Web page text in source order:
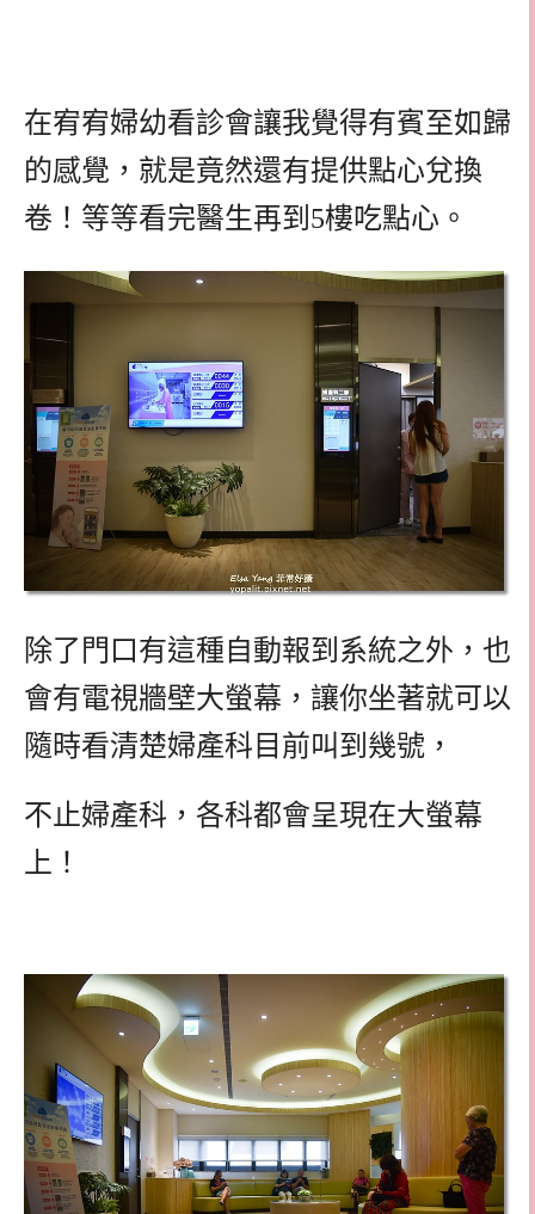
在宥宥婦幼看診會讓我覺得有賓至如歸
的感覺，就是竟然還有提供點心兌換
卷！等等看完醫生再到5樓吃點心。
除了門口有這種自動報到系統之外，也
會有電視牆壁大螢幕，讓你坐著就可以
隨時看清楚婦產科目前叫到幾號，
不止婦產科，各科都會呈現在大螢幕
上！